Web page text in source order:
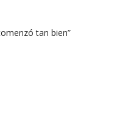
tan bien”